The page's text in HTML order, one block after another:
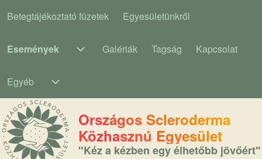
Main navigation
Betegtájékoztató füzetek Egyesületünkről
Események
Események sub-navigation
Galériák Tagság Kapcsolat
Egyéb
Országos Scleroderma
Közhasznú Egyesület
"Kéz a kézben egy élhetőbb jövőért"